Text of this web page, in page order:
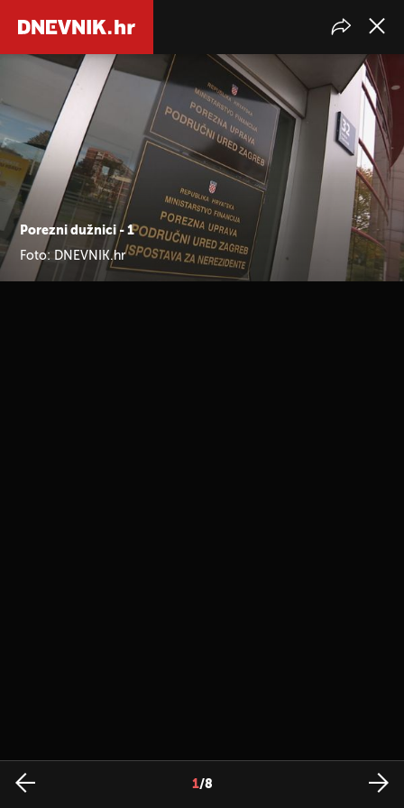
Porezni dužnici - 1
Foto: DNEVNIK.hr
1/8